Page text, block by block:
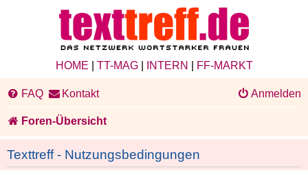
HOME TT-MAG| INTERN FF-MARKT
FAQ Kontakt Anmelden
Foren-Übersicht
Texttreff - Nutzungsbedingungen